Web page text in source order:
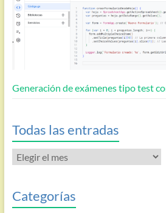
Generación de exámenes tipo test
Todas las entradas
Todas
las
Categorías